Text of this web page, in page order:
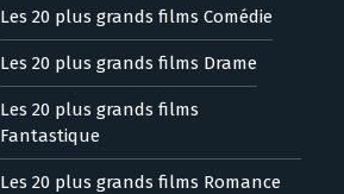
Les 20 plus grands films Comédie
Les 20 plus grands films Drame
Les 20 plus grands films
Fantastique
Les 20 plus grands films Romance